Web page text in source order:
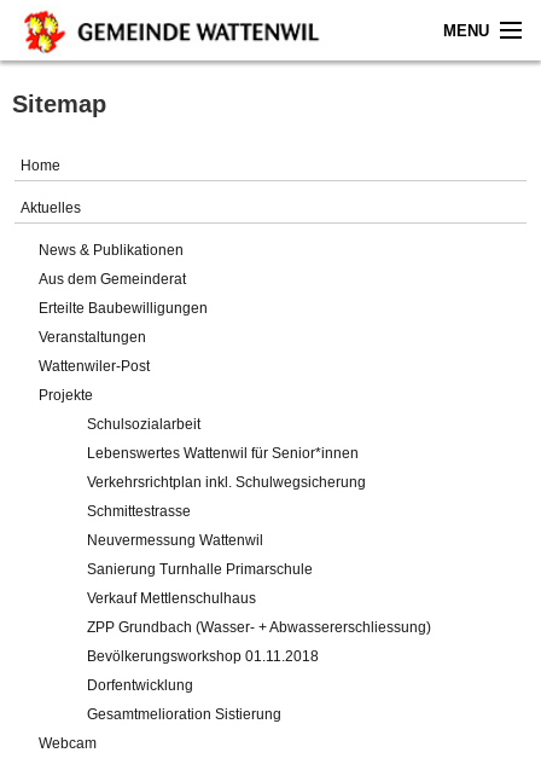
MENU
Home
Gemeinde
Verwaltung
Online-Service
Impressum
Sitemap
Home
Aktuelles
News & Publikationen
Aus dem Gemeinderat
Erteilte Baubewilligungen
Veranstaltungen
Wattenwiler-Post
Projekte
Schulsozialarbeit
Lebenswertes Wattenwil für Senior*innen
Verkehrsrichtplan inkl. Schulwegsicherung
Schmittestrasse
Neuvermessung Wattenwil
Sanierung Turnhalle Primarschule
Verkauf Mettlenschulhaus
ZPP Grundbach (Wasser- + Abwassererschliessung)
Bevölkerungsworkshop 01.11.2018
Dorfentwicklung
Gesamtmelioration Sistierung
Webcam